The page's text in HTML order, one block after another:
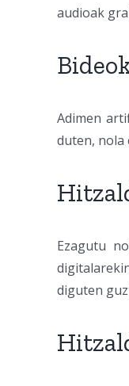
audioak
Adimen
duten, nola
Ezagutu
diguten